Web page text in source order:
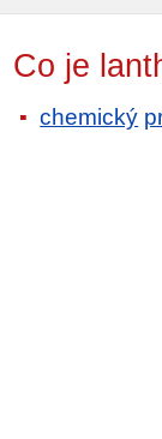
Co je
chemický